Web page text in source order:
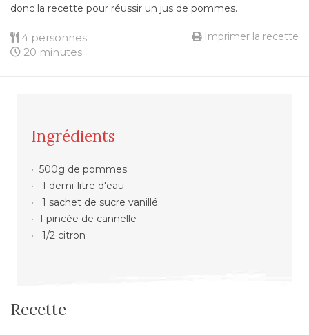
donc la recette pour réussir un jus de pommes.
4 personnes
20 minutes
Imprimer la recette
Ingrédients
500g de pommes
1 demi-litre d'eau
1 sachet de sucre vanillé
1 pincée de cannelle
1/2 citron
Recette